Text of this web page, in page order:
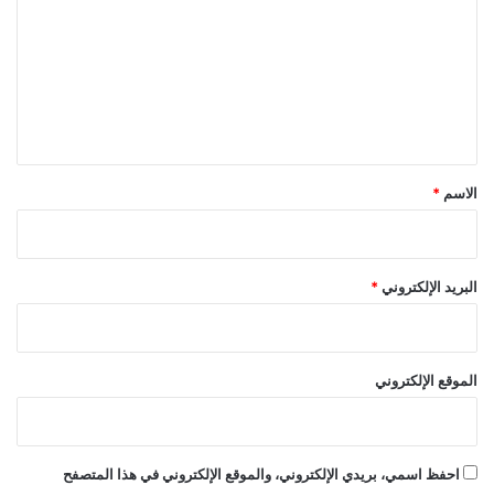
*
الاسم *
البريد الإلكتروني *
الموقع الإلكتروني
احفظ اسمي، بريدي الإلكتروني، والموقع الإلكتروني في هذا المتصفح